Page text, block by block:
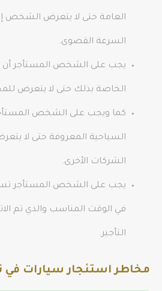
العامة حتى لا يتعرض الشخص
السرعة القصوى.
يجب على الشخص المستأجر أن
الخاصة بذلك حتى لا يتعرض
كما ويجب على الشخص
السياحية المعروفة حتى لا
الشركات الأخرى.
يجب على الشخص المستأجر
في الوقت المناسب والذي تم
التأجير.
مخاطر استئجار سيارات في